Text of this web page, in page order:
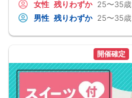
女性 残りわずか 25〜35歳
男性 残りわずか 25〜35歳
開催確定